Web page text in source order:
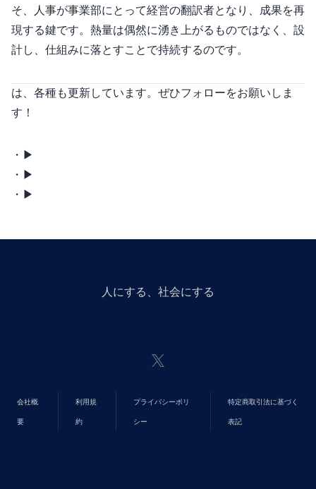
そ、人事が事業部にとって“経営の翻訳者”となり、成果を再
現する鍵です。熱量は偶然に湧き上がるものではなく、設
計し、仕組みに落とすことで持続するのです。
Omboは、各種SNSも更新しています。ぜひフォローをお願いしま
す！
・Ombo note ▶︎
・Ombo X ▶︎
・Ombo Facebook ▶︎
人にGiveする、社会にGiveする
会社概
要
利用規
約
プライバシーポリ
シー
特定商取引法に基づく
表記